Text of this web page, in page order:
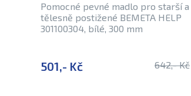
Pomocné pevné madlo pro starší a
tělesně postižené BEMETA HELP
301100304, bílé, 300 mm
501,- Kč 642,- Kč